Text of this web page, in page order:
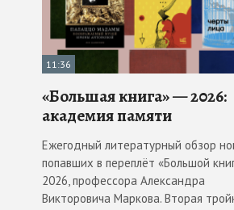
11:36
«Большая книга» — 2026:
академия памяти
Ежегодный литературный обзор
попавших в переплёт «Большой
2026, профессора Александра
Викторовича Маркова. Вторая